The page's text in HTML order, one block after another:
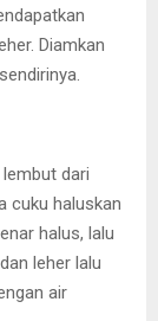
Diamkan
dari
cuku haluskan
halus, lalu
leher lalu
air